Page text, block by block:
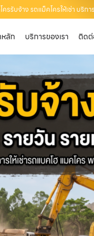
ครรับจ้าง รถแม็คโครให้เช่า บริ
ลัก บริการของเรา ติดต่